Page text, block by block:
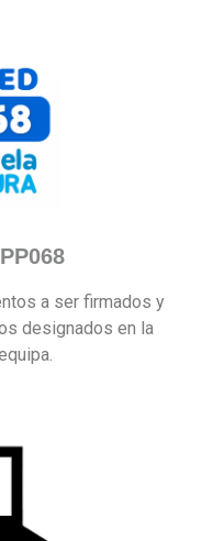
a ser firmados y
designados en la